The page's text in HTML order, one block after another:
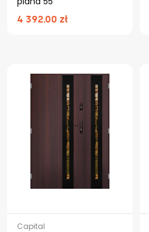
4 392.00 zł
Capital